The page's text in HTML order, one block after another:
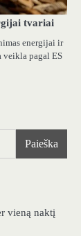
tvariai
energijai ir
veikla pagal ES
Paieška
vieną naktį